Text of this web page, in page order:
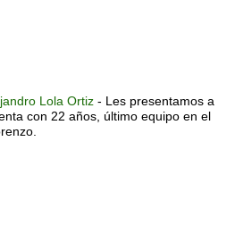
Lola Ortiz - Les presentamos a
con 22 años, último equipo en el